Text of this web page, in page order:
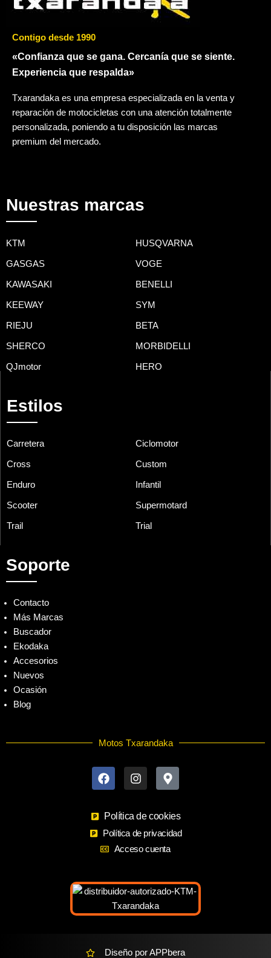
Contigo desde 1990
«Confianza que se gana. Cercanía que se siente.
Experiencia que respalda»
Txarandaka es una empresa especializada en la venta y
reparación de motocicletas con una atención totalmente
personalizada, poniendo a tu disposición las marcas
premium del mercado.
Nuestras marcas
KTM HUSQVARNA
GASGAS VOGE
KAWASAKI BENELLI
KEEWAY SYM
RIEJU BETA
SHERCO MORBIDELLI
QJmotor HERO
Estilos
Carretera Ciclomotor
Cross Custom
Enduro Infantil
Scooter Supermotard
Trail Trial
Soporte
Contacto
Más Marcas
Buscador
Ekodaka
Accesorios
Nuevos
Ocasión
Blog
Motos Txarandaka
a
c
o
o
k
n
s
g
r
a
m
a
p
a
r
k
e
a
l
Política de cookies
Política de privacidad
Acceso cuenta
Diseño por APPbera